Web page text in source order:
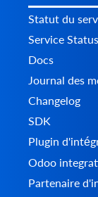
Statut du
Service Status
Docs
Journal des
Changelog
SDK
Plugin
Odoo
Partenaire